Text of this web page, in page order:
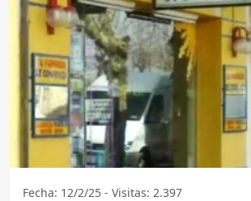
Fecha: 12/2/25 - Visitas: 2.397